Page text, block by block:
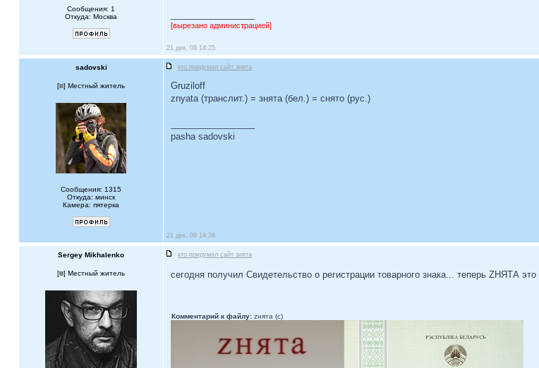
Сообщения: 1
Откуда: Москва
[вырезано администрацией]
21 дек, 09 14:25
sadovski кто придумал сайт знята
[ ] Местный житель
Сообщения: 1315
Откуда: минск
Камера: пятерка
Gruziloff
znyata (транслит.) = знята (бел.) = снято (рус.)
pasha sadovski
21 дек, 09 14:38
Sergey Mikhalenko кто придумал сайт знята
[ ] Местный житель сегодня получил Свидетельство о регистрации товарного знака... теперь ZНЯТА
Комментарий к файлу: zнята (c)